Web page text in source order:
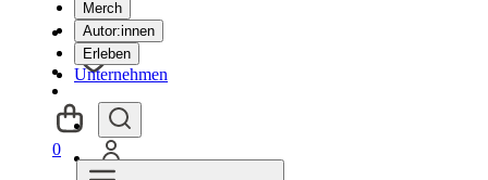
Merch
Autor:innen
Erleben
Unternehmen
0